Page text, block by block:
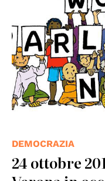
DEMOCRAZIA
24 ottobre